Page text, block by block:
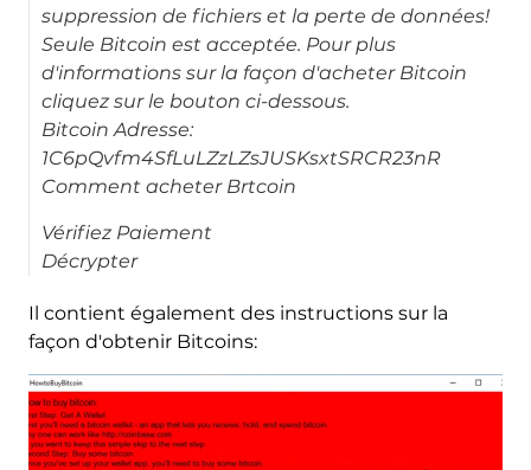
suppression de fichiers et la perte de données!
Seule Bitcoin est acceptée. Pour plus
d'informations sur la façon d'acheter Bitcoin
cliquez sur le bouton ci-dessous.
Bitcoin Adresse:
1C6pQvfm4SfLuLZzLZsJUSKsxtSRCR23nR
Comment acheter Brtcoin
Vérifiez Paiement
Décrypter
Il contient également des instructions sur la
façon d'obtenir Bitcoins: